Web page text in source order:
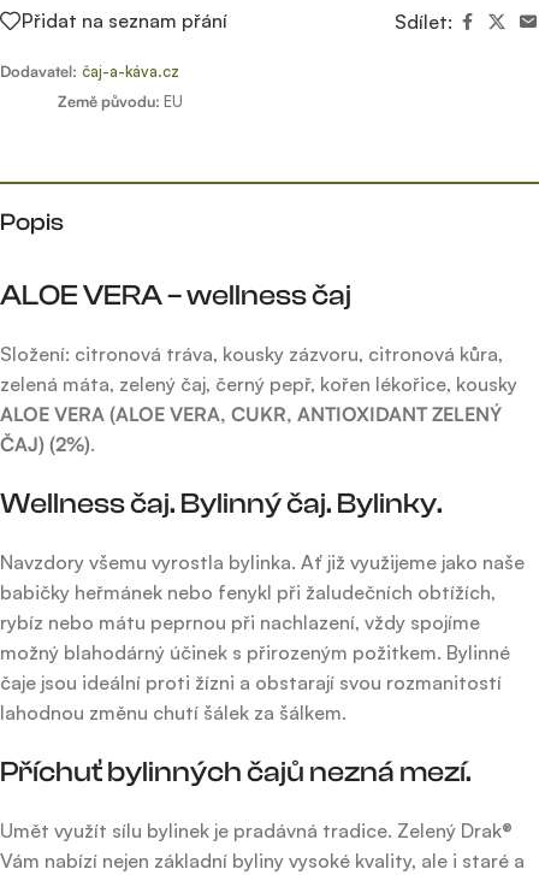
Přidat na seznam přání Sdílet:
Dodavatel: čaj-a-káva.cz
Země původu: EU
Popis
ALOE VERA – wellness čaj
Složení: citronová tráva, kousky zázvoru, citronová kůra,
zelená máta, zelený čaj, černý pepř, kořen lékořice, kousky
ALOE VERA (ALOE VERA, CUKR, ANTIOXIDANT ZELENÝ
ČAJ) (2%).
Wellness čaj. Bylinný čaj. Bylinky.
Navzdory všemu vyrostla bylinka. Ať již využijeme jako naše
babičky heřmánek nebo fenykl při žaludečních obtížích,
rybíz nebo mátu peprnou při nachlazení, vždy spojíme
možný blahodárný účinek s přirozeným požitkem. Bylinné
čaje jsou ideální proti žízni a obstarají svou rozmanitostí
lahodnou změnu chutí šálek za šálkem.
Příchuť bylinných čajů nezná mezí.
Umět využít sílu bylinek je pradávná tradice. Zelený Drak®
Vám nabízí nejen základní byliny vysoké kvality, ale i staré a